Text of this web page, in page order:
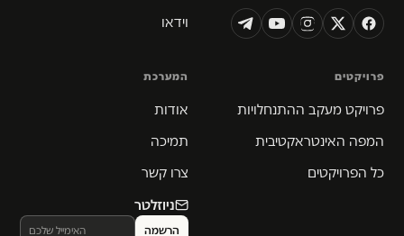
וידאו
פרויקטים
פרויקט מעקב ההתנחלויות
המפה האינטראקטיבית
כל הפרויקטים
המערכת
אודות
תמיכה
צרו קשר
ניוזלטר